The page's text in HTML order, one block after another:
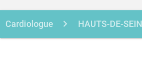
Cardiologue HAUTS-DE-